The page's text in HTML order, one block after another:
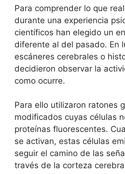
Para comprender lo que
durante una experiencia
científicos han elegido un
diferente al del pasado. En
escáneres cerebrales o
decidieron observar la
como ocurre.
Para ello utilizaron ratones
modificados cuyas células
proteínas fluorescentes.
se activan, estas células
seguir el camino de las
través de la corteza